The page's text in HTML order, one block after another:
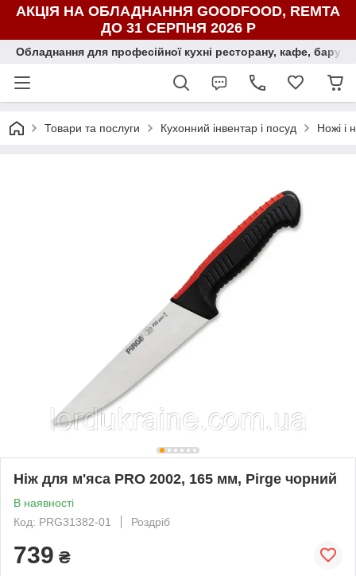
АКЦІЯ НА ОБЛАДНАННЯ GOODFOOD, REMTA
ДО 31 СЕРПНЯ 2026 Р
Обладнання для професійної кухні ресторану, кафе, бару,
Товари та послуги Кухонний інвентар і посуд Ножі і
Ніж для м'яса PRO 2002, 165 мм, Pirge чорний
В наявності
Код: PRG31382-01
Роздріб
739 ₴